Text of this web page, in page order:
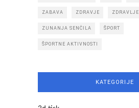
ZABAVA ZDRAVJE
ZUNANJA SENČILA ŠPORT
ŠPORTNE AKTIVNOSTI
KATEGORIJE